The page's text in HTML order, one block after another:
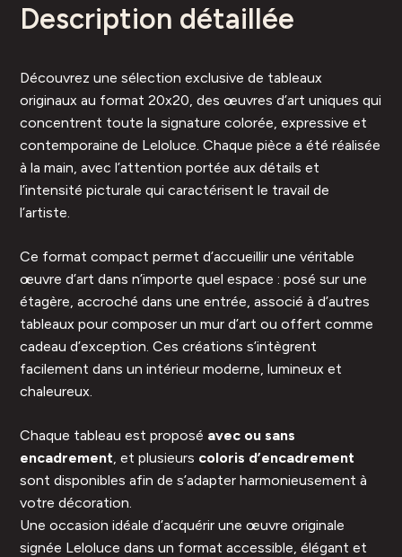
35
Description détaillée
Découvrez une sélection exclusive de tableaux
originaux au format 20x20, des œuvres d’art uniques qui
concentrent toute la signature colorée, expressive et
contemporaine de Leloluce. Chaque pièce a été réalisée
à la main, avec l’attention portée aux détails et
l’intensité picturale qui caractérisent le travail de
l’artiste.
Ce format compact permet d’accueillir une véritable
œuvre d’art dans n’importe quel espace : posé sur une
étagère, accroché dans une entrée, associé à d’autres
tableaux pour composer un mur d’art ou offert comme
cadeau d’exception. Ces créations s’intègrent
facilement dans un intérieur moderne, lumineux et
chaleureux.
Chaque tableau est proposé avec ou sans
encadrement , et plusieurs coloris d’encadrement
sont disponibles afin de s’adapter harmonieusement à
votre décoration.
Une occasion idéale d’acquérir une œuvre originale
signée Leloluce dans un format accessible, élégant et